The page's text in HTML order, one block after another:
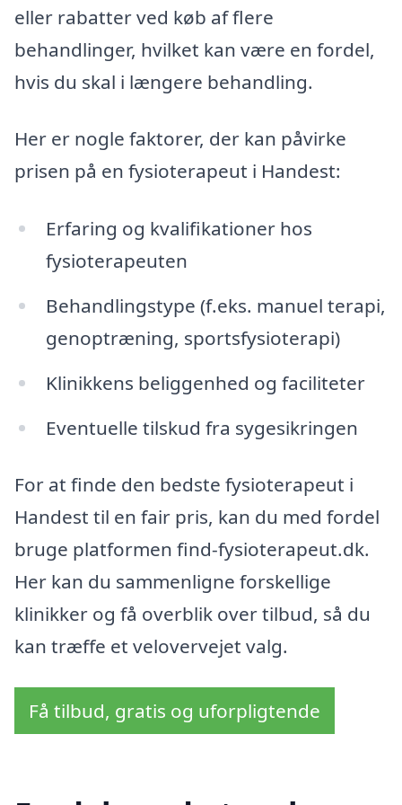
eller rabatter ved køb af flere
behandlinger, hvilket kan være en fordel,
hvis du skal i længere behandling.
Her er nogle faktorer, der kan påvirke
prisen på en fysioterapeut i Handest:
Erfaring og kvalifikationer hos
fysioterapeuten
Behandlingstype (f.eks. manuel terapi,
genoptræning, sportsfysioterapi)
Klinikkens beliggenhed og faciliteter
Eventuelle tilskud fra sygesikringen
For at finde den bedste fysioterapeut i
Handest til en fair pris, kan du med fordel
bruge platformen find-fysioterapeut.dk.
Her kan du sammenligne forskellige
klinikker og få overblik over tilbud, så du
kan træffe et velovervejet valg.
Få tilbud, gratis og uforpligtende